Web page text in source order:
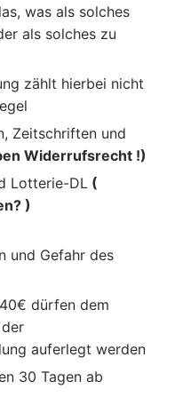
was als solches
als solches zu
zählt hierbei nicht
Zeitschriften und
Widerrufsrecht !)
Lotterie-DL (
)
und Gefahr des
dürfen dem
auferlegt werden
30 Tagen ab